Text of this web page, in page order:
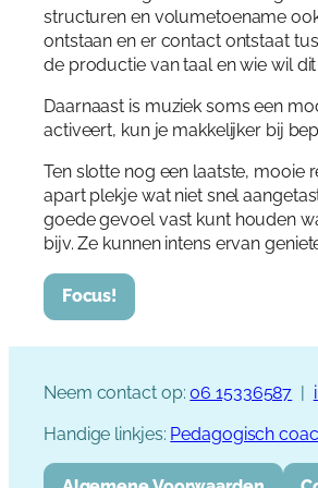
structuren en volumetoename
ontstaan en er contact ontstaat
de productie van taal en wie wil dit
Daarnaast is muziek soms een
activeert, kun je makkelijker bij
Ten slotte nog een laatste, mooie
apart plekje wat niet snel
goede gevoel vast kunt houden
bijv. Ze kunnen intens ervan
Focus!
Neem contact op:06 15336587 |
Handige linkjes: Pedagogisch